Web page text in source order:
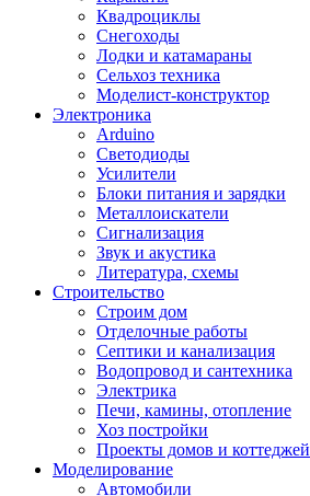
Квадроциклы
Снегоходы
Лодки и катамараны
Сельхоз техника
Моделист-конструктор
Электроника
Arduino
Светодиоды
Усилители
Блоки питания и зарядки
Металлоискатели
Сигнализация
Звук и акустика
Литература, схемы
Строительство
Строим дом
Отделочные работы
Септики и канализация
Водопровод и сантехника
Электрика
Печи, камины, отопление
Хоз постройки
Проекты домов и коттеджей
Моделирование
Автомобили